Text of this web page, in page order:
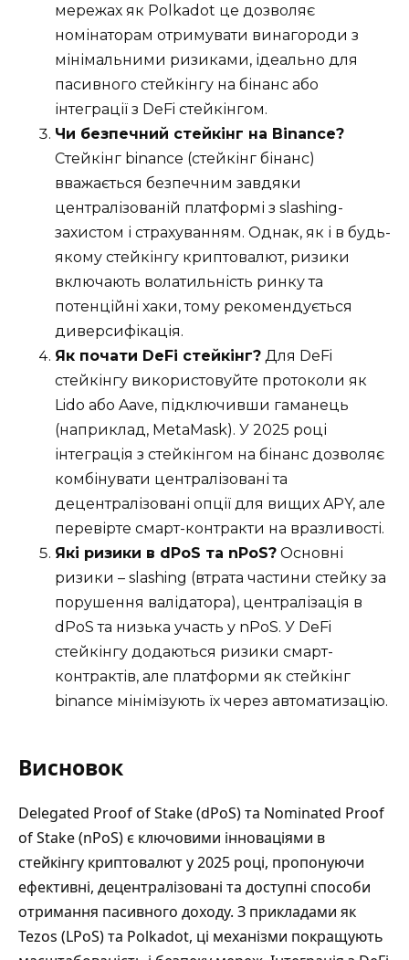
мережах як Polkadot це дозволяє
номінаторам отримувати винагороди з
мінімальними ризиками, ідеально для
пасивного стейкінгу на бінанс або
інтеграції з DeFi стейкінгом.
Чи безпечний стейкінг на Binance?
Стейкінг binance (стейкінг бінанс)
вважається безпечним завдяки
централізованій платформі з slashing-
захистом і страхуванням. Однак, як і в будь-
якому стейкінгу криптовалют, ризики
включають волатильність ринку та
потенційні хаки, тому рекомендується
диверсифікація.
Як почати DeFi стейкінг? Для DeFi
стейкінгу використовуйте протоколи як
Lido або Aave, підключивши гаманець
(наприклад, MetaMask). У 2025 році
інтеграція з стейкінгом на бінанс дозволяє
комбінувати централізовані та
децентралізовані опції для вищих APY, але
перевірте смарт-контракти на вразливості.
Які ризики в dPoS та nPoS? Основні
ризики – slashing (втрата частини стейку за
порушення валідатора), централізація в
dPoS та низька участь у nPoS. У DeFi
стейкінгу додаються ризики смарт-
контрактів, але платформи як стейкінг
binance мінімізують їх через автоматизацію.
Висновок
Delegated Proof of Stake (dPoS) та Nominated Proof
of Stake (nPoS) є ключовими інноваціями в
стейкінгу криптовалют у 2025 році, пропонуючи
ефективні, децентралізовані та доступні способи
отримання пасивного доходу. З прикладами як
Tezos (LPoS) та Polkadot, ці механізми покращують